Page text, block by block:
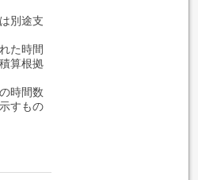
別途支
た時間
算根拠
時間数
すもの